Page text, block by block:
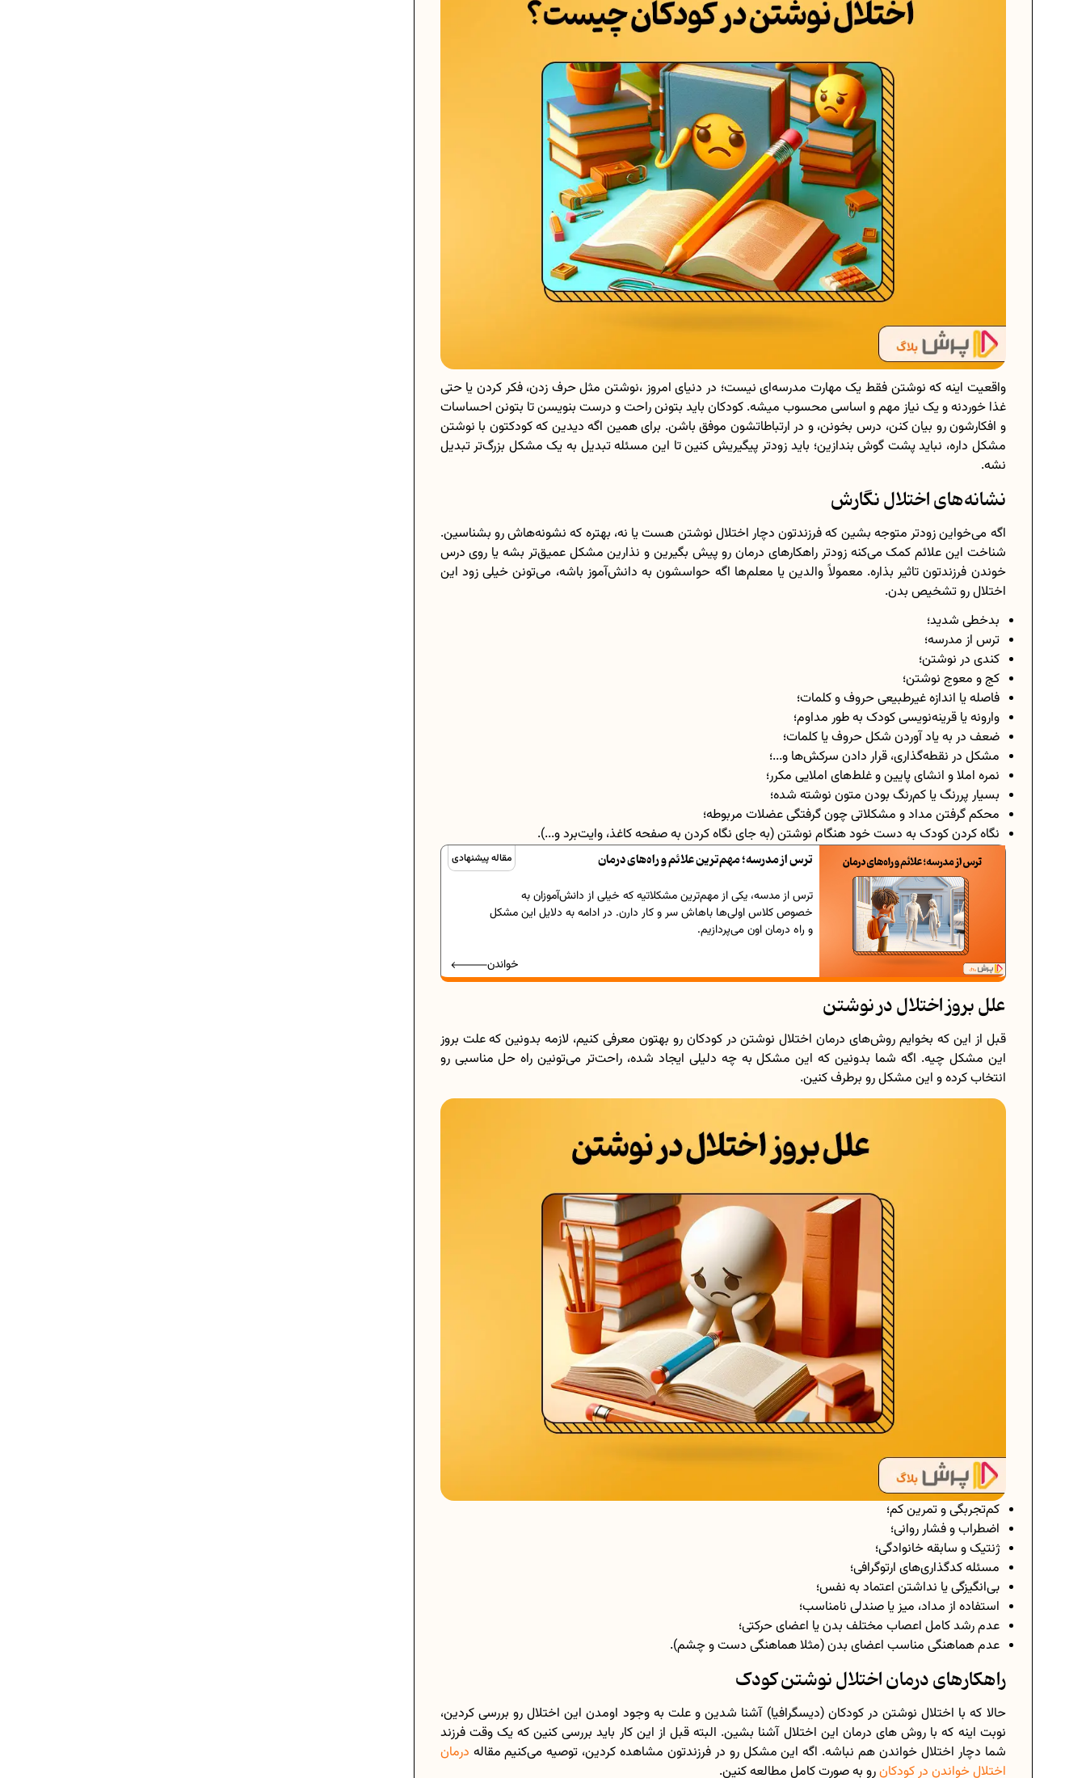
واقعیت اینه که نوشتن فقط یک مهارت مدرسه‌ای نیست؛ در دنیای امروز ،نوشتن مثل حرف زدن، فکر کردن یا حتی
غذا خوردنه و یک نیاز مهم و اساسی محسوب میشه. کودکان باید بتونن راحت و درست بنویسن تا بتونن احساسات
و افکارشون رو بیان کنن، درس بخونن، و در ارتباطاتشون موفق باشن. برای همین اگه دیدین که کودکتون با نوشتن
مشکل داره، نباید پشت گوش بندازین؛ باید زودتر پیگیریش کنین تا این مسئله تبدیل به یک مشکل بزرگ‌تر تبدیل
نشه.
نشانه‌های اختلال نگارش
اگه می‌خواین زودتر متوجه بشین که فرزندتون دچار اختلال نوشتن هست یا نه، بهتره که نشونه‌هاش رو بشناسین.
شناخت این علائم کمک می‌کنه زودتر راهکارهای درمان رو پیش بگیرین و نذارین مشکل عمیق‌تر بشه یا روی درس
خوندن فرزندتون تاثیر بذاره. معمولاً والدین یا معلم‌ها اگه حواسشون به دانش‌آموز باشه، می‌تونن خیلی زود این
اختلال رو تشخیص بدن.
بدخطی شدید؛
ترس از مدرسه؛
کندی در نوشتن؛
کج و معوج نوشتن؛
فاصله یا اندازه غیرطبیعی حروف و کلمات؛
وارونه یا قرینه‌نویسی کودک به طور مداوم؛
ضعف در به یاد آوردن شکل حروف یا کلمات؛
مشکل در نقطه‌گذاری، قرار دادن سرکش‌ها و...؛
نمره املا و انشای پایین و غلط‌های املایی مکرر؛
بسیار پررنگ یا کم‌رنگ بودن متون نوشته شده؛
محکم گرفتن مداد و مشکلاتی چون گرفتگی عضلات مربوطه؛
نگاه کردن کودک به دست خود هنگام نوشتن (به جای نگاه کردن به صفحه کاغذ، وایت‌برد و...).
مقاله پیشنهادی ترس از مدرسه؛ مهم‌ترین علائم و راه‌های درمان
ترس از مدسه، یکی از‌ مهم‌ترین مشکلاتیه که خیلی از دانش‌آموزان به
خصوص کلاس اولی‌ها باهاش سر و کار دارن. در ادامه به دلایل این مشکل
و راه‌ درمان اون می‌پردازیم.
خواندن
علل بروز اختلال در نوشتن
قبل از این که بخوایم روش‌های درمان اختلال نوشتن در کودکان رو بهتون معرفی کنیم، لازمه بدونین که علت بروز
این مشکل چیه. اگه شما بدونین که این مشکل به چه دلیلی ایجاد شده، راحت‌تر می‌تونین راه حل مناسبی رو
انتخاب کرده و این مشکل رو برطرف کنین.
کم‌تجربگی و تمرین کم؛
اضطراب و فشار روانی؛
ژنتیک و سابقه خانوادگی؛
مسئله کدگذاری‌های ارتوگرافی؛
بی‌انگیزگی یا نداشتن اعتماد‌ به‌ نفس؛
استفاده از مداد، میز یا صندلی نامناسب؛
عدم رشد کامل اعصاب مختلف بدن یا اعضای حرکتی؛
عدم هماهنگی مناسب اعضای بدن (مثلا هماهنگی دست و چشم).
راهکارهای درمان اختلال نوشتن کودک
حالا که با اختلال نوشتن در کودکان (دیسگرافیا) آشنا شدین و علت به وجود اومدن این اختلال رو بررسی کردین،
نوبت اینه که با روش های درمان این اختلال آشنا بشین. البته قبل از این کار باید بررسی کنین که یک وقت فرزند
شما دچار اختلال خواندن هم نباشه. اگه این مشکل رو در فرزندتون مشاهده کردین، توصیه می‌کنیم مقاله درمان
اختلال خواندن در کودکانرو به صورت کامل مطالعه کنین.